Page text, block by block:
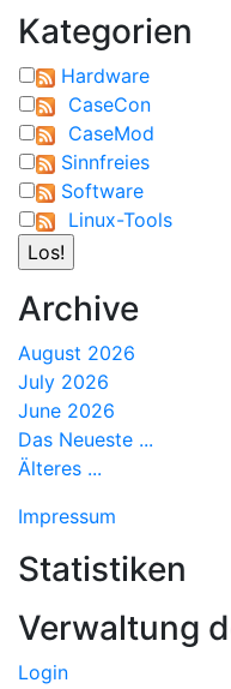
Kategorien
Hardware
CaseCon
CaseMod
Sinnfreies
Software
Linux-Tools
Archive
August 2026
July 2026
June 2026
Das Neueste ...
Älteres ...
Impressum
Statistiken
Verwaltung
Login